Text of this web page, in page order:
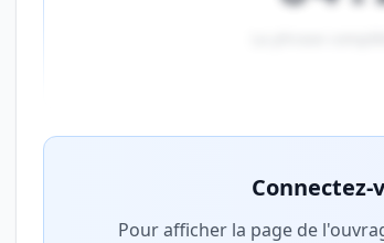
Connectez-
Pour afficher la page de